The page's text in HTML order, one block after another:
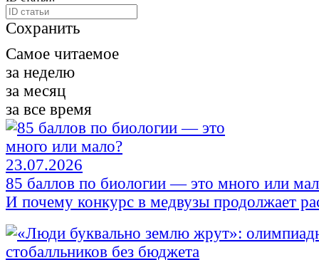
Сохранить
Самое читаемое
за неделю
за месяц
за все время
23.07.2026
85 баллов по биологии — это много или
И почему конкурс в медвузы продолжает